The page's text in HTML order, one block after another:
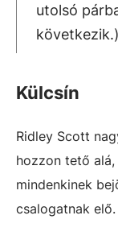
utolsó
következik.)
Külcsín
Ridley Scott
hozzon tető
mindenkinek
csalogatnak elő.